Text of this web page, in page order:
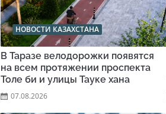
НОВОСТИ КАЗАХСТАНА
В Таразе велодорожки появятся
на всем протяжении проспекта
Толе би и улицы Тауке хана
07.08.2026